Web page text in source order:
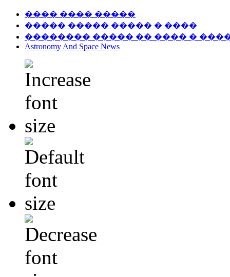
���� ���� �����
����� ����� ����� � ����
�������� ����� �� ���� �
Astronomy And Space News